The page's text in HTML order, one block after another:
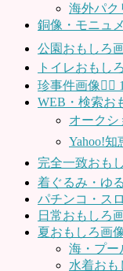
海外パク
銅像・モニュ
公園おもしろ
トイレおもし
珍事件画像👮‍♂️
WEB・検索お
オークシ
Yahoo!知
完全一致おも
着ぐるみ・ゆ
パチンコ・ス
日常おもしろ
夏おもしろ画
海・プー
水着おも